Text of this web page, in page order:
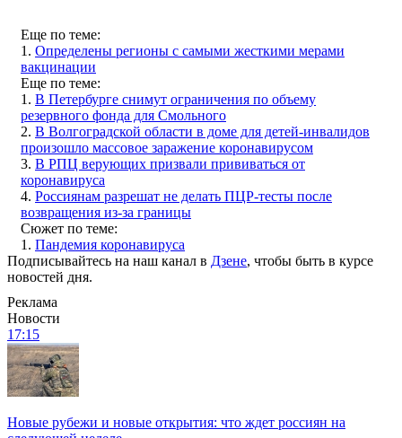
Еще по теме:
1. Определены регионы с самыми жесткими мерами
вакцинации
Еще по теме:
1. В Петербурге снимут ограничения по объему
резервного фонда для Смольного
2. В Волгоградской области в доме для детей-инвалидов
произошло массовое заражение коронавирусом
3. В РПЦ верующих призвали прививаться от
коронавируса
4. Россиянам разрешат не делать ПЦР-тесты после
возвращения из-за границы
Сюжет по теме:
1. Пандемия коронавируса
Подписывайтесь на наш канал в Дзене, чтобы быть в курсе
новостей дня.
Реклама
Новости
17:15
Новые рубежи и новые открытия: что ждет россиян на